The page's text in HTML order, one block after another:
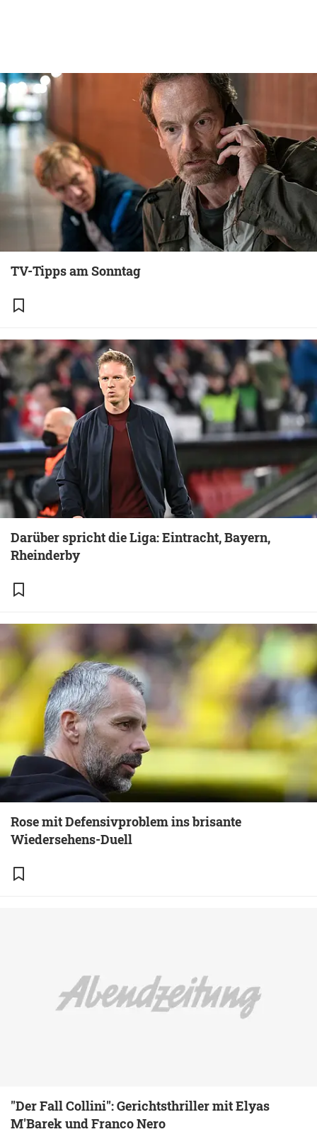
TV-Tipps am Sonntag
Darüber spricht die Liga: Eintracht, Bayern,
Rheinderby
Rose mit Defensivproblem ins brisante
Wiedersehens-Duell
"Der Fall Collini": Gerichtsthriller mit Elyas
M'Barek und Franco Nero